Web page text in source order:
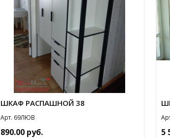
ШКАФ РАСПАШНОЙ 38
Арт. 69ЛЮВ
890.00 руб. 5